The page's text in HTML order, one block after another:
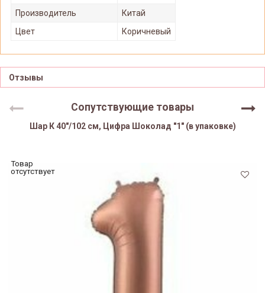
Производитель
Китай
Цвет
Коричневый
Отзывы
Сопутствующие товары
Шар К 40"/102 см, Цифра Шоколад "1" (в упаковке)
Товар
отсутствует